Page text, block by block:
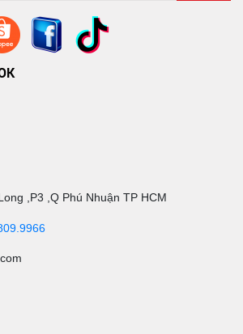
,P3 ,Q Phú Nhuận TP HCM